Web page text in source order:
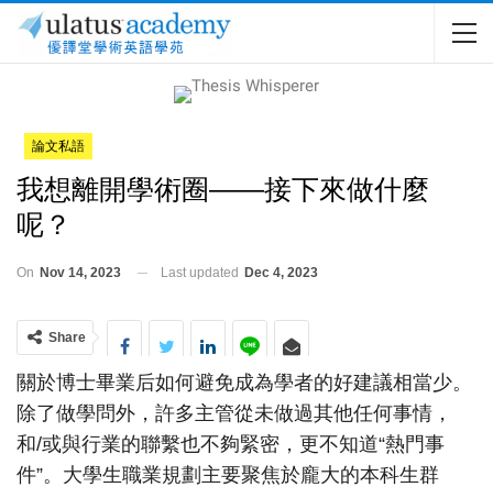
論文私語
我想離開學術圈——接下來做什麼
呢？
On Nov 14, 2023 Last updated Dec 4, 2023
Share
關於博士畢業后如何避免成為學者的好建議相當少。
除了做學問外，許多主管從未做過其他任何事情，
和/或與行業的聯繫也不夠緊密，更不知道“熱門事
件”。大學生職業規劃主要聚焦於龐大的本科生群